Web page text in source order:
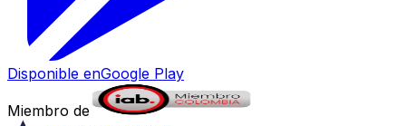
Disponible enGoogle Play
Miembro de